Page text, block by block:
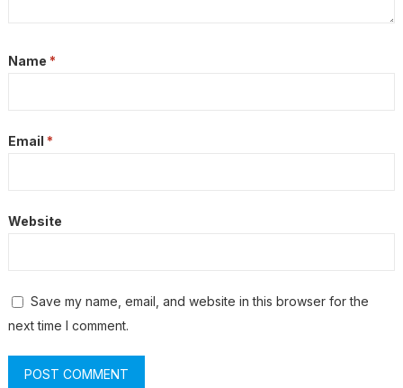
Name *
Email *
Website
Save my name, email, and website in this browser for the
next time I comment.